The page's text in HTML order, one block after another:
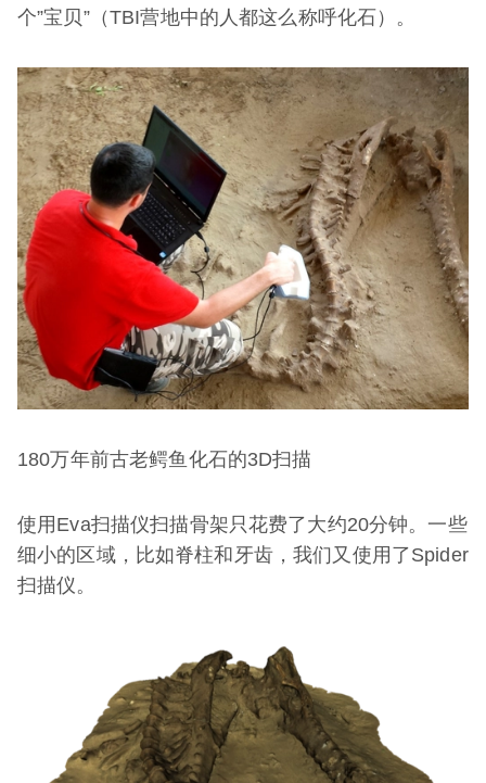
个”宝贝”（TBI营地中的人都这么称呼化石）。
180万年前古老鳄鱼化石的3D扫描
使用Eva扫描仪扫描骨架只花费了大约20分钟。一些
细小的区域，比如脊柱和牙齿，我们又使用了Spider
扫描仪。